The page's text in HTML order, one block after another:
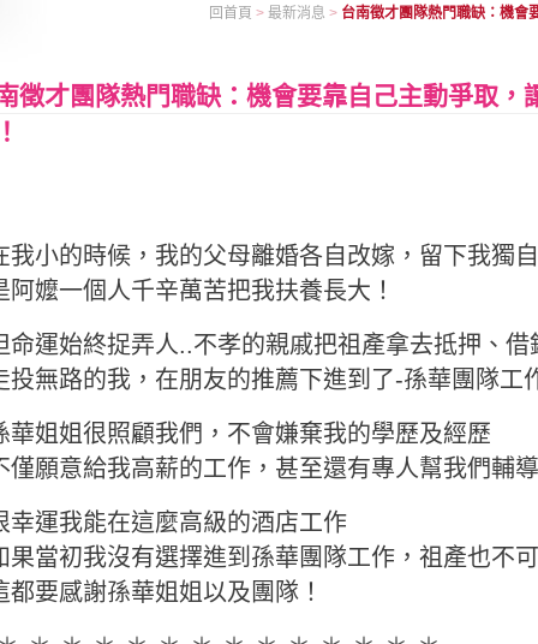
回首頁 > 最新消息 > 台南徵才團隊熱門職缺：機會
徵才團隊熱門職缺：機會要靠自己主動爭取，
我小的時候，我的父母離婚各自改嫁，留下我獨
阿嬤一個人千辛萬苦把我扶養長大！
命運始終捉弄人..不孝的親戚把祖產拿去抵押、借
投無路的我，在朋友的推薦下進到了-孫華團隊工
華姐姐很照顧我們，不會嫌棄我的學歷及經歷
僅願意給我高薪的工作，甚至還有專人幫我們輔
幸運我能在這麼高級的酒店工作
果當初我沒有選擇進到孫華團隊工作，祖產也不
都要感謝孫華姐姐以及團隊！